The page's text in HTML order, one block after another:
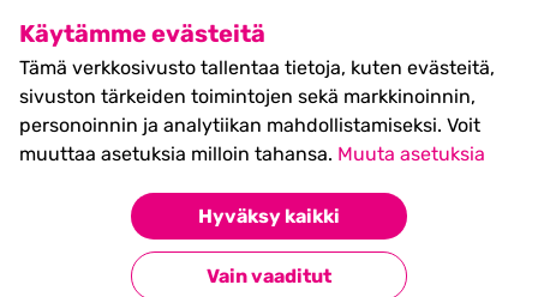
Käytämme evästeitä
Tämä verkkosivusto tallentaa tietoja, kuten evästeitä,
sivuston tärkeiden toimintojen sekä markkinoinnin,
personoinnin ja analytiikan mahdollistamiseksi. Voit
muuttaa asetuksia milloin tahansa. Muuta asetuksia
Hyväksy kaikki
Vain vaaditut
SHIFT Business Festival
27.5.2027, Turku - liput
myynnissä nyt! >>
ARI AALTONEN
Takaisin esiintyjiin